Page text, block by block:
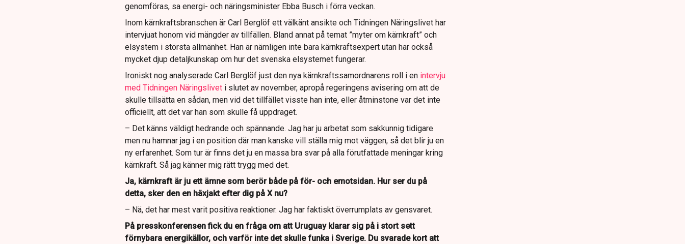
genomföras, sa energi- och näringsminister Ebba Busch i förra veckan.
Inom kärnkraftsbranschen är Carl Berglöf ett välkänt ansikte och Tidningen Näringslivet har
intervjuat honom vid mängder av tillfällen. Bland annat på temat ”myter om kärnkraft” och
elsystem i största allmänhet. Han är nämligen inte bara kärnkraftsexpert utan har också
mycket djup detaljkunskap om hur det svenska elsystemet fungerar.
Ironiskt nog analyserade Carl Berglöf just den nya kärnkraftssamordnarens roll i en intervju
med Tidningen Näringsliveti slutet av november, apropå regeringens avisering om att de
skulle tillsätta en sådan, men vid det tillfället visste han inte, eller åtminstone var det inte
officiellt, att det var han som skulle få uppdraget.
– Det känns väldigt hedrande och spännande. Jag har ju arbetat som sakkunnig tidigare
men nu hamnar jag i en position där man kanske vill ställa mig mot väggen, så det blir ju en
ny erfarenhet. Som tur är finns det ju en massa bra svar på alla förutfattade meningar kring
kärnkraft. Så jag känner mig rätt trygg med det.
Ja, kärnkraft är ju ett ämne som berör både på för- och emotsidan. Hur ser du på
detta, sker den en häxjakt efter dig på X nu?
– Nä, det har mest varit positiva reaktioner. Jag har faktiskt överrumplats av gensvaret.
På presskonferensen fick du en fråga om att Uruguay klarar sig på i stort sett
förnybara energikällor, och varför inte det skulle funka i Sverige. Du svarade kort att